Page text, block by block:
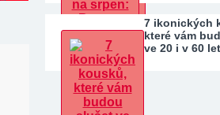
7 ikonických
které vám
ve 20 i v 60